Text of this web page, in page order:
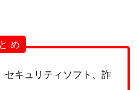
め
セキュリティソフト、詐